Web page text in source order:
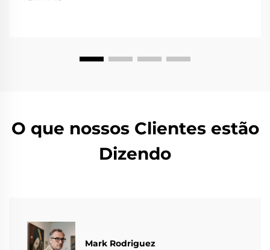
O que nossos Clientes estão
Dizendo
Mark Rodriguez